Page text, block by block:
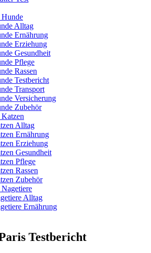
Hunde
Alltag
Ernährung
Erziehung
Gesundheit
Pflege
Rassen
Testbericht
Transport
Versicherung
Zubehör
Alltag
Ernährung
Erziehung
Gesundheit
Pflege
Rassen
Zubehör
Alltag
Ernährung
Testbericht